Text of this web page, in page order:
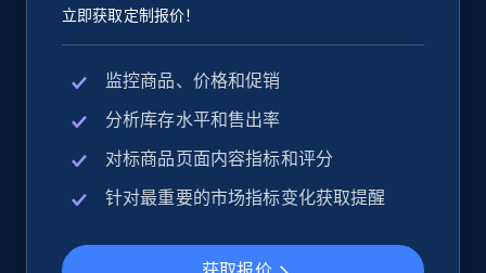
立即获取定制报价！
监控商品、价格和促销
分析库存水平和售出率
对标商品页面内容指标和评分
针对最重要的市场指标变化获取提醒